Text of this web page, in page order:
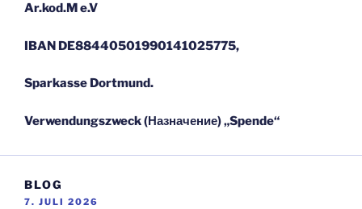
Ar.kod.M e.V
IBAN DE88440501990141025775,
Sparkasse Dortmund.
Verwendungszweck (Назначение) „Spende“
BLOG
VERÖFFENTLICHT
7. JULI 2026